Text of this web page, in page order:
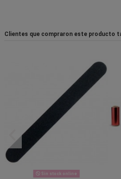
Clientes que compraron este producto
Sin stock online